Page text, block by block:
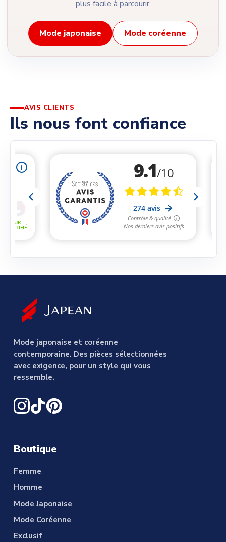
plus facile à parcourir.
Mode japonaise Mode coréenne
AVIS CLIENTS
Ils nous font confiance
Mode japonaise et coréenne
contemporaine. Des pièces sélectionnées
avec exigence, pour un style qui vous
ressemble.
Boutique
Femme
Homme
Mode Japonaise
Mode Coréenne
Exclusif